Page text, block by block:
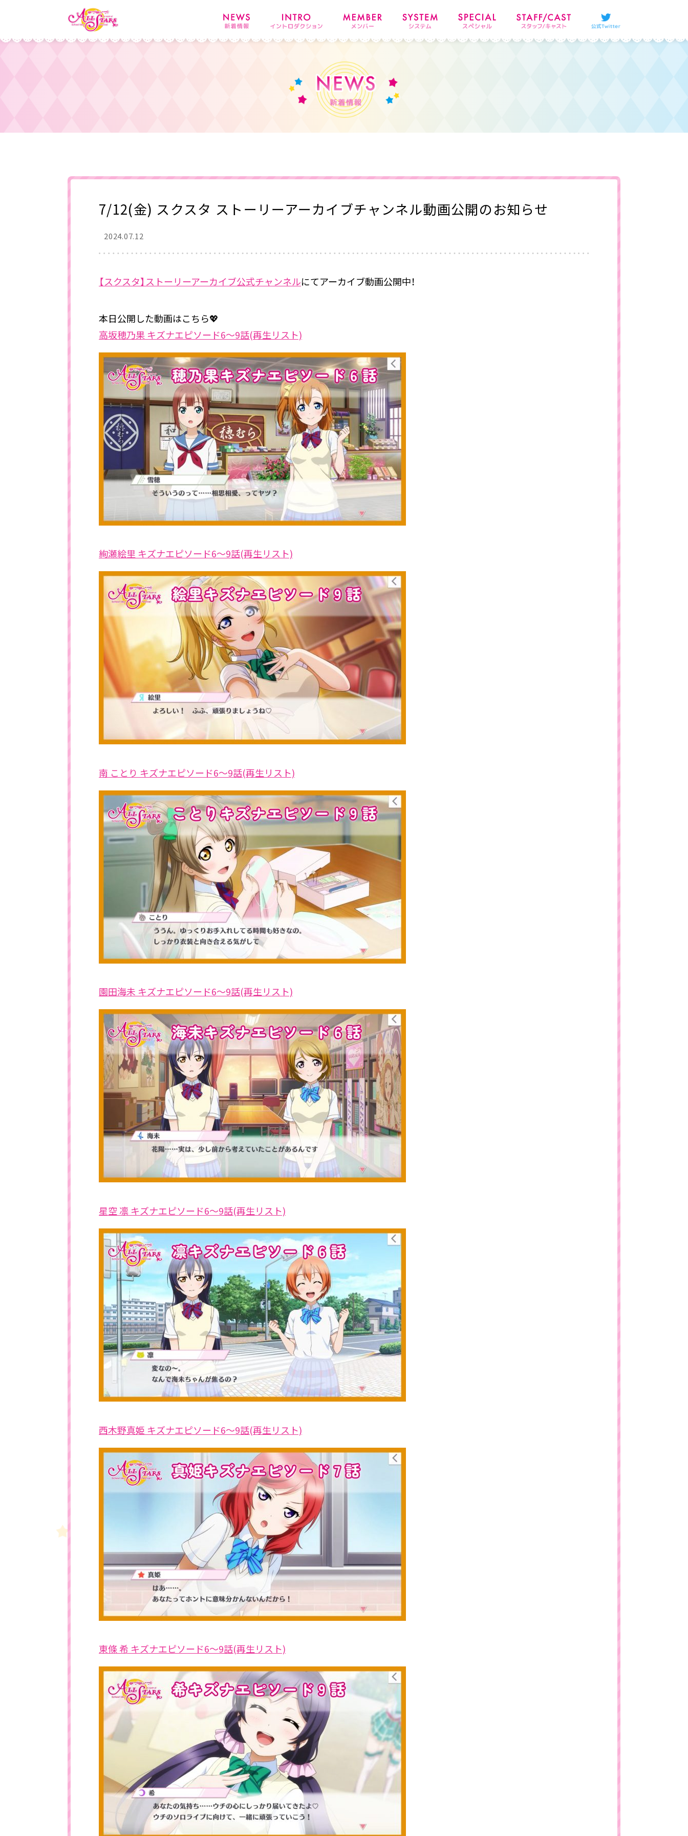
7/12(金) スクスタ ストーリーアーカイブチャンネル動画公開のお知らせ
2024.07.12
【スクスタ】ストーリーアーカイブ公式チャンネルにてアーカイブ動画公開中！
本日公開した動画はこちら💖
高坂穂乃果 キズナエピソード6～9話(再生リスト)
絢瀬絵里 キズナエピソード6～9話(再生リスト)
南 ことり キズナエピソード6～9話(再生リスト)
園田海未 キズナエピソード6～9話(再生リスト)
星空 凛 キズナエピソード6～9話(再生リスト)
西木野真姫 キズナエピソード6～9話(再生リスト)
東條 希 キズナエピソード6～9話(再生リスト)